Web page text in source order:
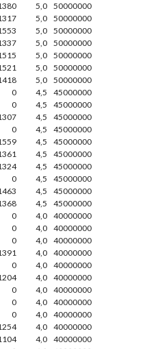
5,0 50000000
5,0 50000000
5,0 50000000
5,0 50000000
5,0 50000000
5,0 50000000
5,0 50000000
0 4,5
45000000
0 4,5
45000000
4,5
45000000
0 4,5
45000000
4,5
45000000
4,5
45000000
4,5
45000000
0 4,5
45000000
4,5
45000000
4,5
45000000
0 4,0 40000000
0 4,0 40000000
0 4,0 40000000
4,0 40000000
0 4,0 40000000
4,0 40000000
0 4,0 40000000
0 4,0 40000000
0 4,0 40000000
4,0 40000000
4,0 40000000